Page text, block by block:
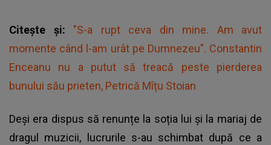
Citește și: "S-a rupt ceva din mine. Am avut
momente când l-am urât pe Dumnezeu". Constantin
Enceanu nu a putut să treacă peste pierderea
bunului său prieten, Petrică Mîțu Stoian
Deși era dispus să renunțe la soția lui și la mariaj de
dragul muzicii, lucrurile s-au schimbat după ce a